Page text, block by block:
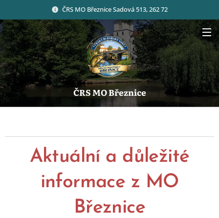
ČRS MO Březnice Sadová 513, 262 72
ČRS MO Březnice
Aktuální a důležité
informace z MO
Březnice